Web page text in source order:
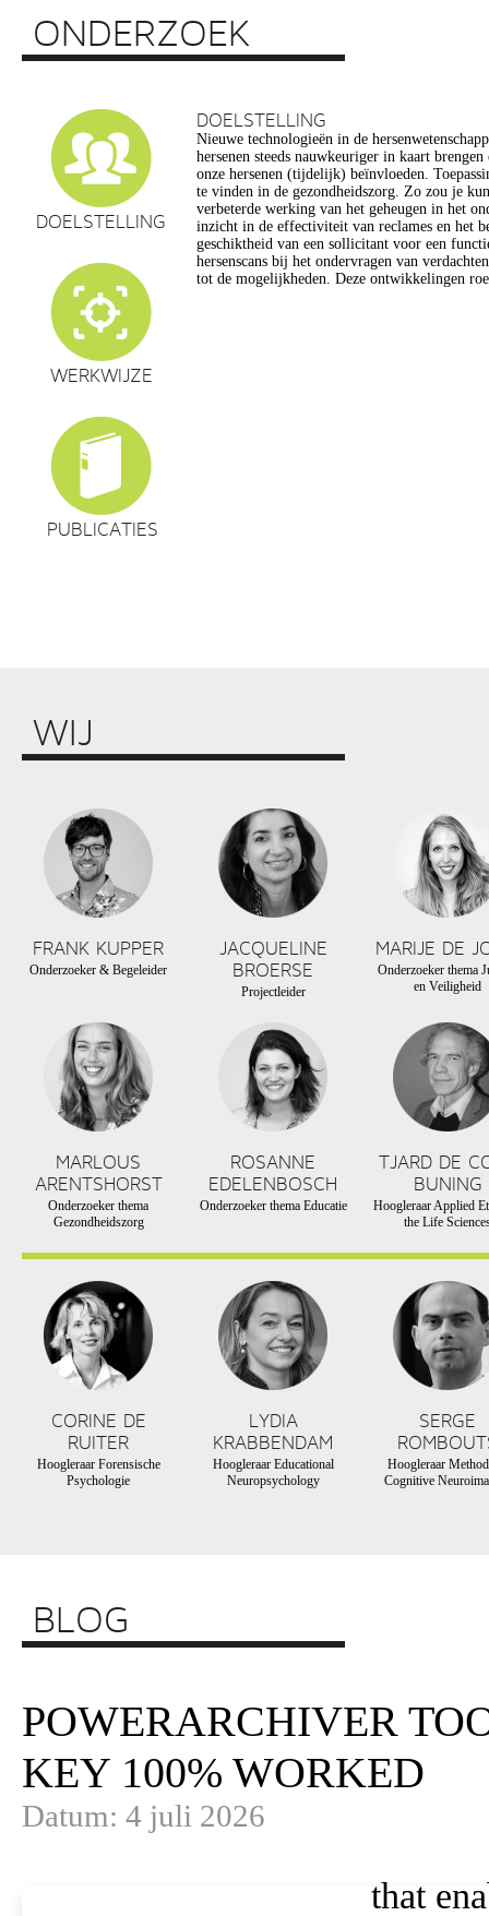
ONDERZOEK
DOELSTELLING
WERKWIJZE
PUBLICATIES
DOELSTELLING
Nieuwe technologieën in de
hersenen steeds nauwkeuriger in kaart
onze hersenen (tijdelijk) beïnvloeden.
te vinden in de gezondheidszorg. Zo zou je
verbeterde werking van het geheugen in het
inzicht in de effectiviteit van reclames en het
geschiktheid van een sollicitant voor een
hersenscans bij het ondervragen van
tot de mogelijkheden. Deze ontwikkelingen
vragen op, onder meer op het gebied van de
privacy, gelijkheid, stigmatisering),
en veranderingen in ons normen en waarden
commerciële toepassing van een aantal van
een extra reden voor zorg. Het doel van dit
maatschappelijk verantwoorde ontwikkeling van
de hersenwetenschappen te realiseren,
WIJ
FRANK KUPPER
Onderzoeker & Begeleider
JACQUELINE
BROERSE
Projectleider
MARIJE DE
Onderzoeker thema
en Veiligheid
MARLOUS
ARENTSHORST
Onderzoeker thema
Gezondheidszorg
ROSANNE
EDELENBOSCH
Onderzoeker thema Educatie
TJARD DE
BUNING
Hoogleraar Applied
the Life
CORINE DE
RUITER
Hoogleraar Forensische
Psychologie
LYDIA
KRABBENDAM
Hoogleraar Educational
Neuropsychology
SERGE
Hoogleraar
Cognitive
BLOG
POWERARCHIVER
KEY 100% WORKED
Datum: 4 juli 2026
that